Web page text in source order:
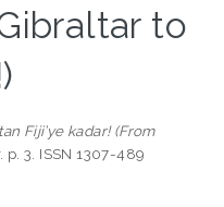
to
Fiji’ye kadar! (From
p. 3. ISSN 1307-489